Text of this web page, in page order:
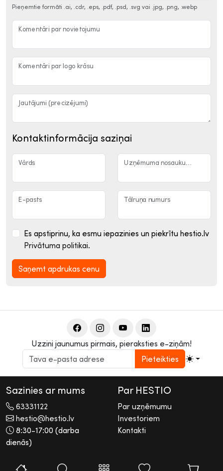
Pieņemtie formāti .ai, .cdr, .eps, .pdf, .psd, .svg vai .jpg, .png, .webp
Komentāri par novietojumu
Komentāri par logo krāsu
Jautājumi (precizējumi)
Kontaktinformācija saziņai
Vārds
E-pasts Tālruņa numurs
Es apstiprinu, ka esmu iepazinies un piekrītu hestio.lv
Privātuma politikai.
Saņemt apdrukas cenu
Uzzini jaunumus pirmais, pieraksties e-ziņām!
Pieteikties
Sazinies ar mums
63331122
hestio@hestio.lv
8:30-17:00 (darba
dienās)
Par HESTIO
Par uzņēmumu
Investoriem
Kontakti
2026 © Hestio AS